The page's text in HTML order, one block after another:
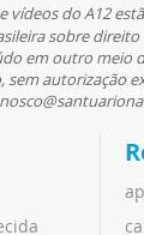
vídeos do A12
sobre
em outro meio
sem autorização